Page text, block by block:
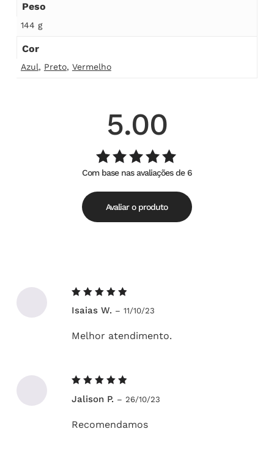
Peso
144 g
Cor
Azul, Preto, Vermelho
5.00
Avaliação
5.00de
5
Com base nas avaliações de 6
Avaliar o produto
5de 5
Isaias W. – 11/10/23
Melhor atendimento.
5de 5
Jalison P. – 26/10/23
Recomendamos